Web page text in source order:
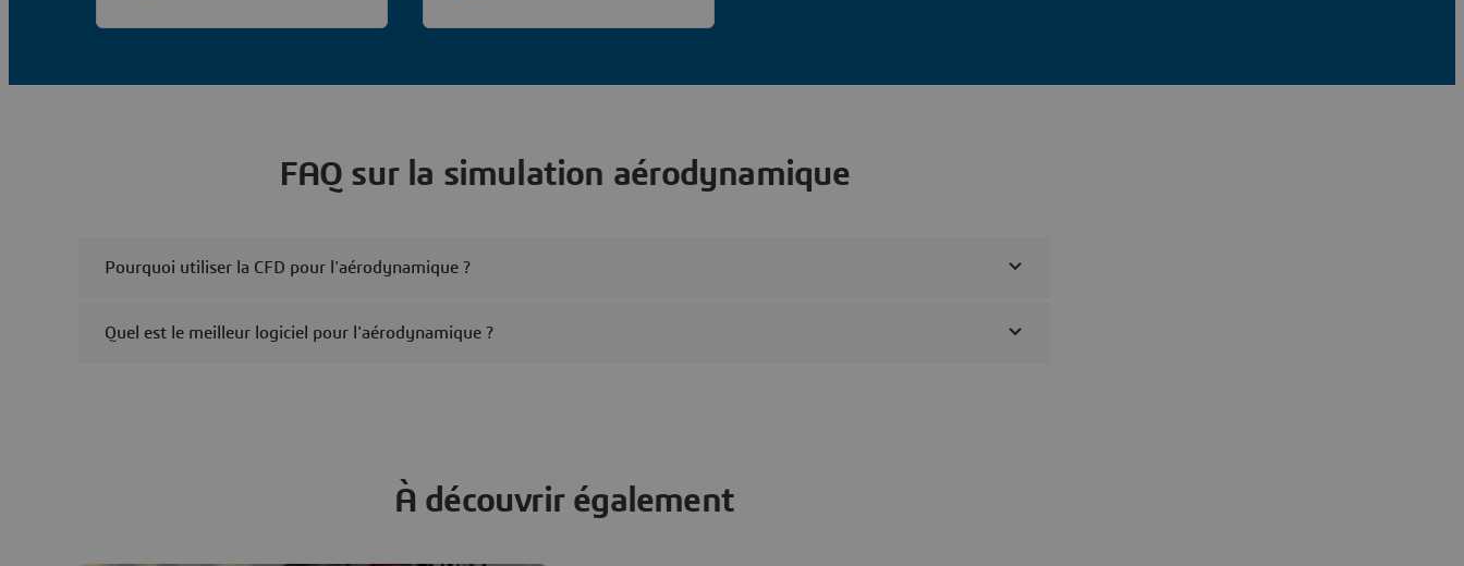
FAQ sur la simulation aérodynamique
Pourquoi utiliser la CFD pour l'aérodynamique ?
Quel est le meilleur logiciel pour l'aérodynamique ?
À découvrir également